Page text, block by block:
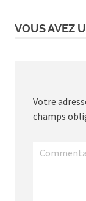
VOUS AVEZ
Votre
champs